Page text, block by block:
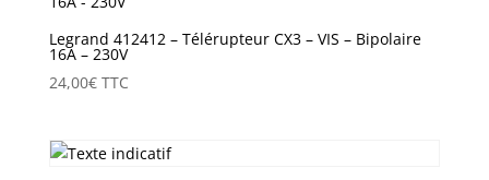
Legrand 412412 – Télérupteur CX3 – VIS – Bipolaire
16A – 230V
24,00€ TTC